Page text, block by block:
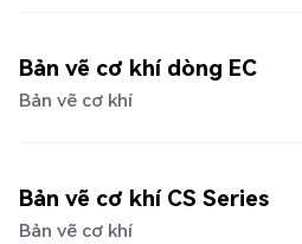
Bản vẽ cơ khí dòng EC
Bản vẽ cơ khí
Bản vẽ cơ khí CS Series
Bản vẽ cơ khí